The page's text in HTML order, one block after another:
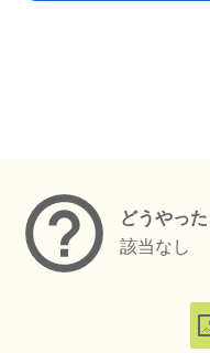
どうやっ
該当なし